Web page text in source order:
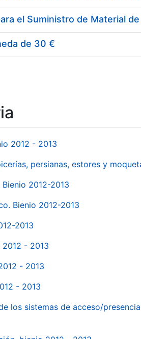
de 30 €
2012 - 2013
persianas, estores y
2012-2013
Bienio 2012-2013
2013
- 2013
- 2013
- 2013
los sistemas de acceso/